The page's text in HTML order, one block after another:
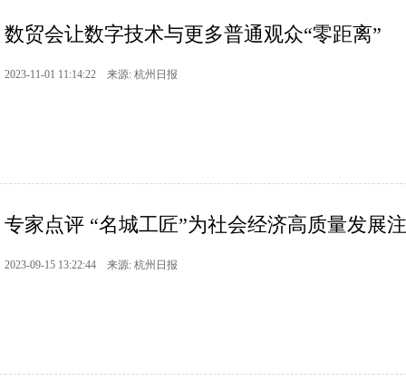
数贸会让数字技术与更多普通观众“零距离”
2023-11-01 11:14:22 来源: 杭州日报
专家点评 “名城工匠”为社会经济高质量发展
2023-09-15 13:22:44 来源: 杭州日报